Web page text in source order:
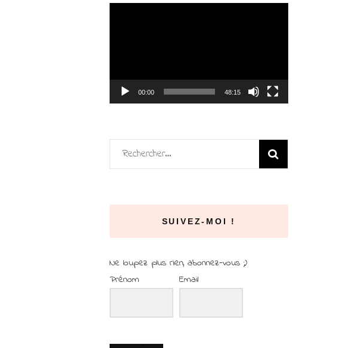
00:00 48:15
Rechercher :
SUIVEZ-MOI !
Ne loupez plus rien, abonnez-vous ;)
Prénom
Email